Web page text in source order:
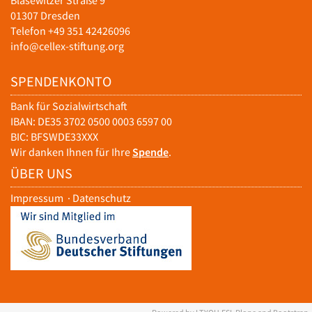
01307 Dresden
Telefon +49 351 42426096
info@cellex-stiftung.org
SPENDENKONTO
Bank für Sozialwirtschaft
IBAN: DE35 3702 0500 0003 6597 00
BIC: BFSWDE33XXX
Wir danken Ihnen für IhreSpende.
ÜBER UNS
Impressum · Datenschutz